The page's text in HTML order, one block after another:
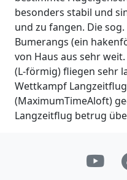
besonders stabil und
und zu fangen. Die
Bumerangs (ein
von Haus aus sehr
(L-förmig) fliegen sehr
Wettkampf
(MaximumTimeAloft)
Langzeitflug betrug